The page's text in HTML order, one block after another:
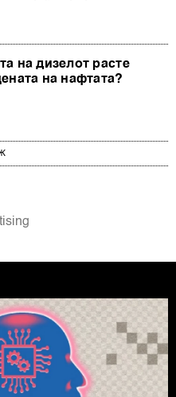
на дизелот расте
на нафтата?